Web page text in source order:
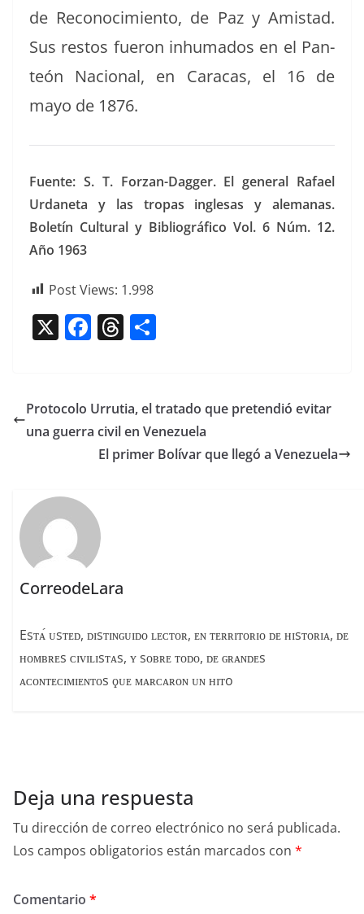
de Reconocimien­to, de Paz y Amis­tad.
Sus restos fueron inhu­ma­dos en el Pan­
teón Nacional, en Cara­cas, el 16 de
mayo de 1876.
Fuente: S. T. Forzan-Dag­ger. El gen­er­al Rafael
Urdane­ta y las tropas ingle­sas y ale­m­anas.
Boletín Cul­tur­al y Bib­li­ográ­fi­co Vol. 6 Núm. 12.
Año 1963
Post Views: 1.998
X F
e
b
o
k
T
a
d
s
p
ar
tir
Protocolo Urrutia, el tratado que pretendió evitar
una guerra civil en Venezuela
El primer Bolívar que llegó a Venezuela
CorreodeLara
Esᴛᴀ́ ᴜsᴛᴇᴅ, ᴅɪsᴛɪɴɢᴜɪᴅᴏ ʟᴇᴄᴛᴏʀ, ᴇɴ ᴛᴇʀʀɪᴛᴏʀɪᴏ ᴅᴇ ʜɪsᴛᴏʀɪᴀ, ᴅᴇ
ʜᴏᴍʙʀᴇs ᴄɪᴠɪʟɪsᴛᴀs, ʏ sᴏʙʀᴇ ᴛᴏᴅᴏ, ᴅᴇ ɢʀᴀɴᴅᴇs
ᴀᴄᴏɴᴛᴇᴄɪᴍɪᴇɴᴛᴏs ϙᴜᴇ ᴍᴀʀᴄᴀʀᴏɴ ᴜɴ ʜɪᴛo
Deja una respuesta
Tu dirección de correo electrónico no será publicada.
Los campos obligatorios están marcados con *
Comentario *